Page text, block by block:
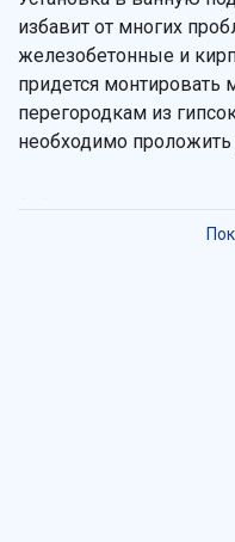
избавит от многих
железобетонные и
придется монтировать
перегородкам из
необходимо проложить
изящными моделями